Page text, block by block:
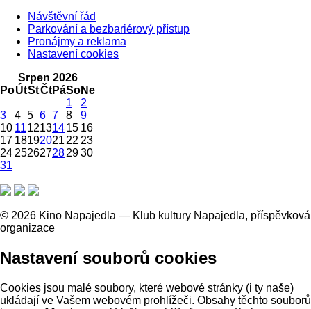
Návštěvní řád
Parkování a bezbariérový přístup
Pronájmy a reklama
Nastavení cookies
Srpen 2026
PoÚtStČt PáSoNe
1
2
3
4 5 6 7 8
9
10 1112131415 16
17 18192021 22 23
24 252627282930
31
© 2026 Kino Napajedla — Klub kultury Napajedla, příspěvková
organizace
Nastavení souborů cookies
Cookies jsou malé soubory, které webové stránky (i ty naše)
ukládají ve Vašem webovém prohlížeči. Obsahy těchto souborů